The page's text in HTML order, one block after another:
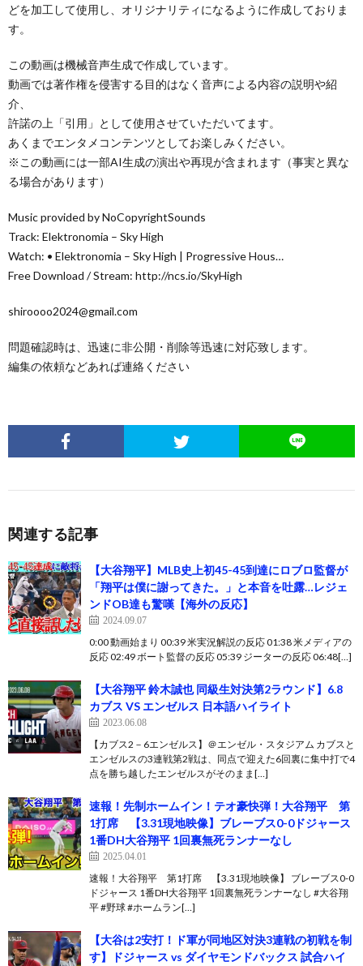
どを加工して使用し、オリジナリティになるように作成しておりま
す。
この動画は機械音声生成で作成しています。
動画では著作権を侵害する目的はなく音声による内容の説明や紹
介、
許諾の上「引用」として使用させていただいてます。
あくまでエンタメコンテンツとしてお楽しみください。
※この動画には一部AI生成の演出や再現が含まれます（事実と異な
る場合があります）
Music provided by NoCopyrightSounds
Track: Elektronomia – Sky High
Watch: • Elektronomia – Sky High | Progressive Hous…
Free Download / Stream: http://ncs.io/SkyHigh
shiroooo2024@gmail.com
問題確認時は、迅速に非公開・削除等迅速に対応致します。
編集の依頼などあれば連絡ください
関連する記事
【大谷翔平】MLB史上初45-45到達にロブロ監督が
「翔平は僕に謝ってきた。」と本音を吐露…レジェ
ンドOB達も驚嘆【海外の反応】
2024.09.07
0:00 動画始まり 00:39 米実況解説の反応 01:38 米メディアの
反応 02:49 ボート監督の反応 05:39 ジーターの反応 06:48[…]
【大谷翔平 鈴木誠也 同級生対決第2ラウンド】6.8
カブス VS エンゼルス 日本語ハイライト
2023.06.08
【カブス2－6エンゼルス】＠エンゼル・スタジアム カブスと
エンゼルスの3連戦第2戦は、同点で迎えた6回裏に集中打で4
点を勝ち越したエンゼルスがそのまま[…]
速報！先制ホームイン！テオ豪快弾！大谷翔平 第
1打席 【3.31現地映像】ブレーブス0-0ドジャース
1番DH大谷翔平 1回裏無死ランナーなし
2025.04.01
速報！大谷翔平 第1打席 【3.31現地映像】 ブレーブス0-0
ドジャース 1番DH大谷翔平 1回裏無死ランナーなし #大谷翔
平 #野球 #ホームラン[…]
【大谷は2安打！ド軍が同地区対決3連戦の初戦を制
す】ドジャース vs ダイヤモンドバックス 試合ハイ